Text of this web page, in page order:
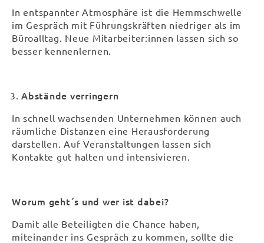
In entspannter Atmosphäre ist die Hemmschwelle
im Gespräch mit Führungskräften niedriger als im
Büroalltag. Neue Mitarbeiter:innen lassen sich so
besser kennenlernen.
Abstände verringern
In schnell wachsenden Unternehmen können auch
räumliche Distanzen eine Herausforderung
darstellen. Auf Veranstaltungen lassen sich
Kontakte gut halten und intensivieren.
Worum geht´s und wer ist dabei?
Damit alle Beteiligten die Chance haben,
miteinander ins Gespräch zu kommen, sollte die